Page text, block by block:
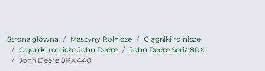
Strona główna Maszyny Rolnicze
Ciągniki rolnicze
Ciągniki rolnicze John Deere
John Deere Seria 8RX
John Deere 8RX 440